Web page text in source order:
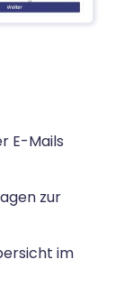
E-Mails
zur
im